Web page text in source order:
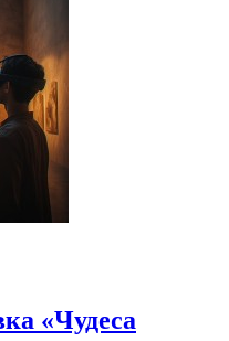
«Чудеса